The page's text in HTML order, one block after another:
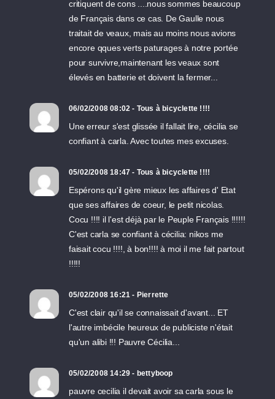
critiquent de cons ....nous sommes beaucoup
de Français dans ce cas. De Gaulle nous
traitait de veaux, mais au moins nous avions
encore qques verts paturages à notre portée
pour survivre,maintenant les veaux sont
élevés en batterie et doivent la fermer...
06/02/2008 08:02 - Tous à bicyclette !!!!
Une erreur s'est glissée il fallait lire, cécilia se
confiant à carla. Avec toutes mes excuses.
05/02/2008 18:47 - Tous à bicyclette !!!!
Espérons qu'il gère mieux les affaires d' Etat
que ses affaires de coeur, le petit nicolas.
Cocu !!!! il l'est déjà par le Peuple Français !!!!!!
C'est carla se confiant à cécilia: nikos me
faisait cocu !!!!, à bon!!!! à moi il me fait partout
!!!!!
05/02/2008 16:21 - Pierrette
C'est clair qu'il se connaissait d'avant... ET
l'autre imbécile heureux de publiciste n'était
qu'un alibi !!! Pauvre Cécilia...
05/02/2008 14:29 - bettyboop
pauvre cecilia il devait avoir sa carla sous le